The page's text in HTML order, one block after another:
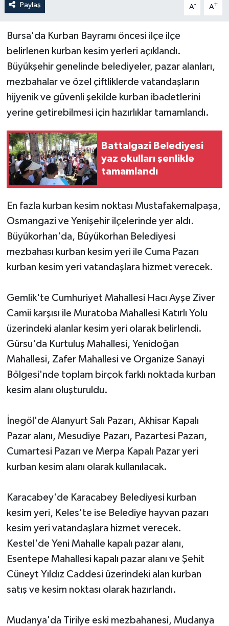
Paylaş A- A+
Bursa'da Kurban Bayramı öncesi ilçe ilçe
belirlenen kurban kesim yerleri açıklandı.
Büyükşehir genelinde belediyeler, pazar alanları,
mezbahalar ve özel çiftliklerde vatandaşların
hijyenik ve güvenli şekilde kurban ibadetlerini
yerine getirebilmesi için hazırlıklar tamamlandı.
Battalgazi Belediyesi
yaz okulları şenlikle
tamamlandı
En fazla kurban kesim noktası Mustafakemalpaşa,
Osmangazi ve Yenişehir ilçelerinde yer aldı.
Büyükorhan'da, Büyükorhan Belediyesi
mezbahası kurban kesim yeri ile Cuma Pazarı
kurban kesim yeri vatandaşlara hizmet verecek.
Gemlik'te Cumhuriyet Mahallesi Hacı Ayşe Ziver
Camii karşısı ile Muratoba Mahallesi Katırlı Yolu
üzerindeki alanlar kesim yeri olarak belirlendi.
Gürsu'da Kurtuluş Mahallesi, Yenidoğan
Mahallesi, Zafer Mahallesi ve Organize Sanayi
Bölgesi'nde toplam birçok farklı noktada kurban
kesim alanı oluşturuldu.
İnegöl'de Alanyurt Salı Pazarı, Akhisar Kapalı
Pazar alanı, Mesudiye Pazarı, Pazartesi Pazarı,
Cumartesi Pazarı ve Merpa Kapalı Pazar yeri
kurban kesim alanı olarak kullanılacak.
Karacabey'de Karacabey Belediyesi kurban
kesim yeri, Keles'te ise Belediye hayvan pazarı
kesim yeri vatandaşlara hizmet verecek.
Kestel'de Yeni Mahalle kapalı pazar alanı,
Esentepe Mahallesi kapalı pazar alanı ve Şehit
Cüneyt Yıldız Caddesi üzerindeki alan kurban
satış ve kesim noktası olarak hazırlandı.
Mudanya'da Tirilye eski mezbahanesi, Mudanya